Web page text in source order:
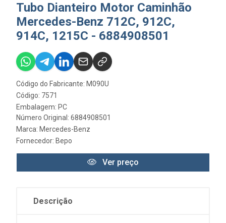
Tubo Dianteiro Motor Caminhão
Mercedes-Benz 712C, 912C,
914C, 1215C - 6884908501
Código do Fabricante: M090U
Código: 7571
Embalagem: PC
Número Original: 6884908501
Marca: Mercedes-Benz
Fornecedor: Bepo
Ver preço
Descrição